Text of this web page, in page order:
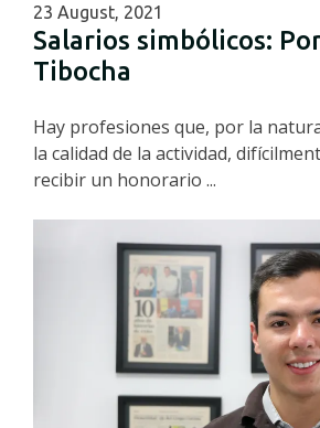
23 August, 2021
Salarios simbólicos:
Tibocha
Hay profesiones que, por la
la calidad de la actividad,
recibir un honorario ...